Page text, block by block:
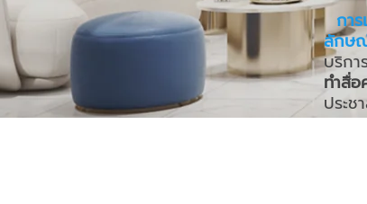
การเ
ลักษ
บริกา
ทำสื่
ประ